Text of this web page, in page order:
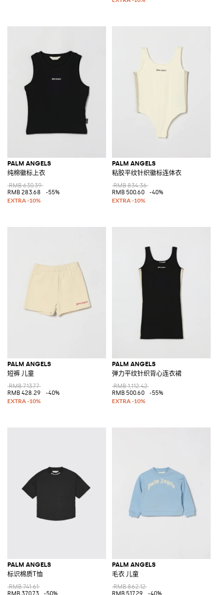
PALM ANGELS
纯棉徽标上衣
RMB 630.39
RMB 283.68
-55%
PALM ANGELS
粘胶平纹针织徽标连体衣
RMB 834.36
RMB 500.60
-40%
PALM ANGELS
短裤 儿童
RMB 713.77
RMB 428.29
-40%
PALM ANGELS
弹力平纹针织背心连衣裙
RMB 1,112.42
RMB 500.60
-55%
PALM ANGELS
标识棉质T恤
RMB 741.61
RMB 370.73
-50%
PALM ANGELS
毛衣 儿童
RMB 862.12
RMB 517.29
-40%